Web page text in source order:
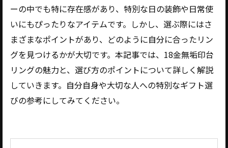
ーの中でも特に存在感があり、特別な日の装飾や日常使
いにもぴったりなアイテムです。しかし、選ぶ際にはさ
まざまなポイントがあり、どのように自分に合ったリン
グを見つけるかが大切です。本記事では、18金無垢印台
リングの魅力と、選び方のポイントについて詳しく解説
していきます。自分自身や大切な人への特別なギフト選
びの参考にしてみてください。